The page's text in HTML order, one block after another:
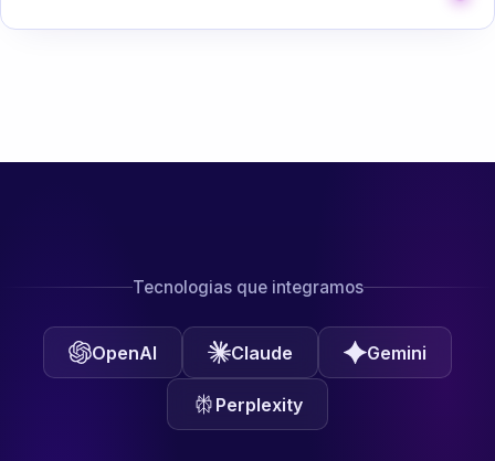
Tecnologias que integramos
OpenAI Claude Gemini
Perplexity